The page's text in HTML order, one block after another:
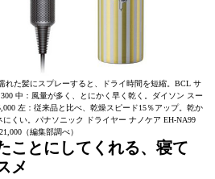
れた髪にスプレーすると、ドライ時間を短縮。BCL サ
中：風量が多く、とにかく早く乾く。ダイソン スー
左：従来品と比べ、乾燥スピード15％アップ。乾か
くい。パナソニック ドライヤー ナノケア EH-NA99
（編集部調べ）
ことにしてくれる、寝て
メ